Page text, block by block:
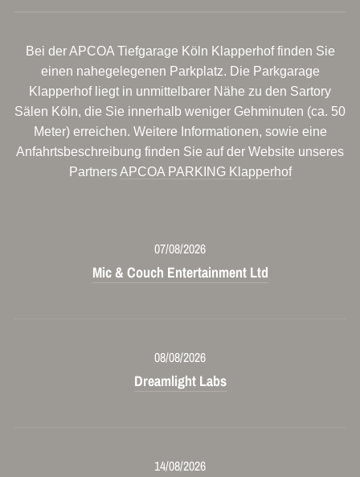
Bei der APCOA Tiefgarage Köln Klapperhof finden Sie
einen nahegelegenen Parkplatz. Die Parkgarage
Klapperhof liegt in unmittelbarer Nähe zu den Sartory
Sälen Köln, die Sie innerhalb weniger Gehminuten (ca. 50
Meter) erreichen. Weitere Informationen, sowie eine
Anfahrtsbeschreibung finden Sie auf der Website unseres
PartnersAPCOA PARKING Klapperhof
07/08/2026
Mic & Couch Entertainment Ltd
08/08/2026
Dreamlight Labs
14/08/2026